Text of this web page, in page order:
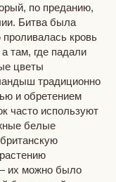
по преданию,
Битва была
кровь
там, где падали
цветы
традиционно
и обретением
часто используют
белые
их можно было